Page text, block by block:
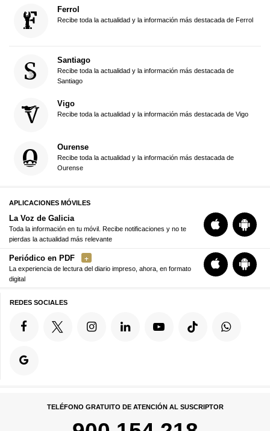
Ferrol
Recibe toda la actualidad y la información más destacada de Ferrol
Santiago
Recibe toda la actualidad y la información más destacada de
Santiago
Vigo
Recibe toda la actualidad y la información más destacada de Vigo
Ourense
Recibe toda la actualidad y la información más destacada de
Ourense
APLICACIONES MÓVILES
La Voz de Galicia
Toda la información en tu móvil. Recibe notificaciones y no te
pierdas la actualidad más relevante
Periódico en PDF
La experiencia de lectura del diario impreso, ahora, en formato
digital
REDES SOCIALES
TELÉFONO GRATUITO DE ATENCIÓN AL SUSCRIPTOR